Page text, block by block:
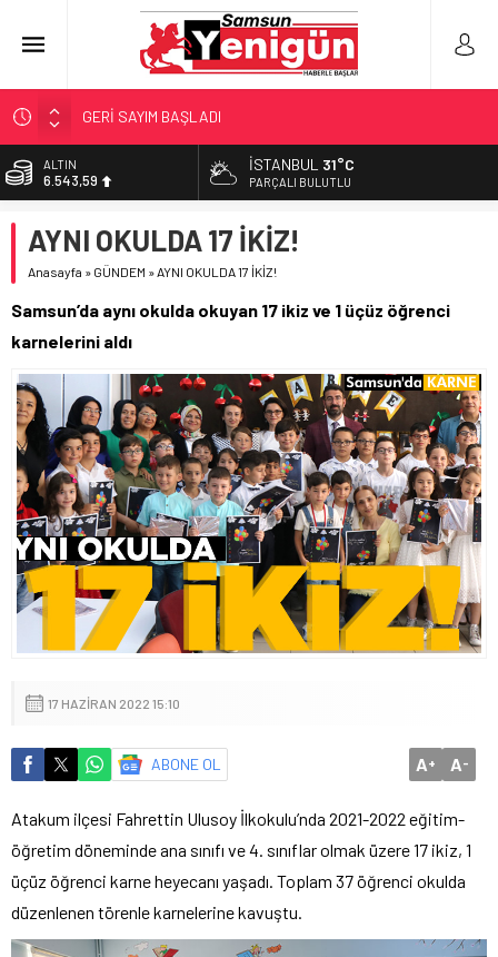
GERİ SAYIM BAŞLADI
SAMSUNSPOR’DA HEDEF 5’İNCİLİK!
‘BAFRA’YA YATIRIM YAPIN!’
YÖNETİCİ SEÇERKEN YAPILAN EN BÜYÜK HATALAR
ALTIN
6.543,59
13.798,82
DOLAR
55,0063
İSTANBUL 31°C
PARÇALI BULUTLU
AYNI OKULDA 17 İKİZ!
Anasayfa » GÜNDEM »AYNI OKULDA 17 İKİZ!
Samsun’da aynı okulda okuyan 17 ikiz ve 1 üçüz öğrenci
karnelerini aldı
17 HAZIRAN 2022 15:10
ABONE OL A+ A-
Atakum ilçesi Fahrettin Ulusoy İlkokulu’nda 2021-2022 eğitim-
öğretim döneminde ana sınıfı ve 4. sınıflar olmak üzere 17 ikiz, 1
üçüz öğrenci karne heyecanı yaşadı. Toplam 37 öğrenci okulda
düzenlenen törenle karnelerine kavuştu.